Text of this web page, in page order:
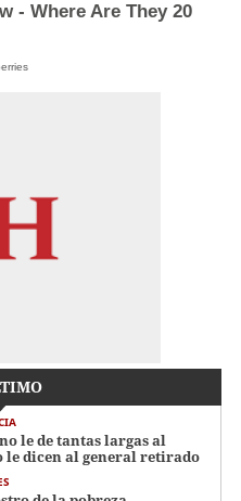
- Where Are They 20
le de tantas largas al
le dicen al general retirado